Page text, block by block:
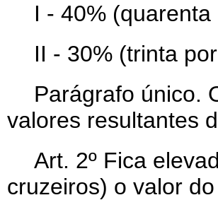
I - 40%
II - 30% (trinta
Parágrafo único.
valores resultantes
Art. 2º Fica
cruzeiros) o valor